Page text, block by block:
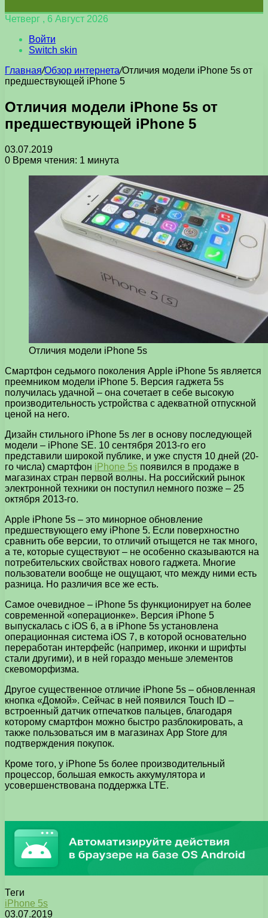
Четверг , 6 Август 2026
Войти
Switch skin
Главная/Обзор интернета/Отличия модели iPhone 5s от
предшествующей iPhone 5
Отличия модели iPhone 5s от
предшествующей iPhone 5
03.07.2019
0 Время чтения: 1 минута
Отличия модели iPhone 5s
Смартфон седьмого поколения Apple iPhone 5s является
преемником модели iPhone 5. Версия гаджета 5s
получилась удачной – она сочетает в себе высокую
производительность устройства с адекватной отпускной
ценой на него.
Дизайн стильного iPhone 5s лег в основу последующей
модели – iPhone SE. 10 сентября 2013-го его
представили широкой публике, и уже спустя 10 дней (20-
го числа) смартфон iPhone 5s появился в продаже в
магазинах стран первой волны. На российский рынок
электронной техники он поступил немного позже – 25
октября 2013-го.
Apple iPhone 5s – это минорное обновление
предшествующего ему iPhone 5. Если поверхностно
сравнить обе версии, то отличий отыщется не так много,
а те, которые существуют – не особенно сказываются на
потребительских свойствах нового гаджета. Многие
пользователи вообще не ощущают, что между ними есть
разница. Но различия все же есть.
Самое очевидное – iPhone 5s функционирует на более
современной «операционке». Версия iPhone 5
выпускалась с iOS 6, а в iPhone 5s установлена
операционная система iOS 7, в которой основательно
переработан интерфейс (например, иконки и шрифты
стали другими), и в ней гораздо меньше элементов
скевоморфизма.
Другое существенное отличие iPhone 5s – обновленная
кнопка «Домой». Сейчас в ней появился Touch ID –
встроенный датчик отпечатков пальцев, благодаря
которому смартфон можно быстро разблокировать, а
также пользоваться им в магазинах App Store для
подтверждения покупок.
Кроме того, у iPhone 5s более производительный
процессор, большая емкость аккумулятора и
усовершенствована поддержка LTE.
Теги
iPhone 5s
03.07.2019